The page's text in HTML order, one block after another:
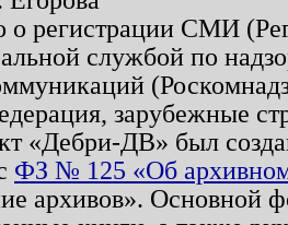
о регистрации СМИ
службой по
зарубежные
«Дебри-ДВ» был
ФЗ № 125 «Об
архивов». Основной